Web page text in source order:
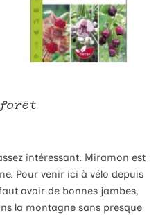
intéressant. Miramon est
Pour venir ici à vélo depuis
avoir de bonnes jambes,
la montagne sans presque